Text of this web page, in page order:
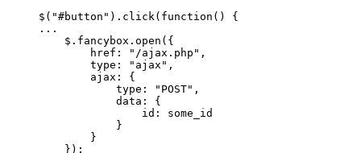
$("#button").click(function() {
...
    $.fancybox.open({
        href: "/ajax.php",
        type: "ajax",
        ajax: {
            type: "POST",
            data: {
                id: some_id
            }
        }
    });